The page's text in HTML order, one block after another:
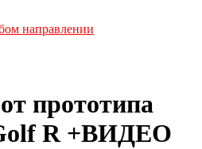
направлении
прототипа
R +ВИДЕО